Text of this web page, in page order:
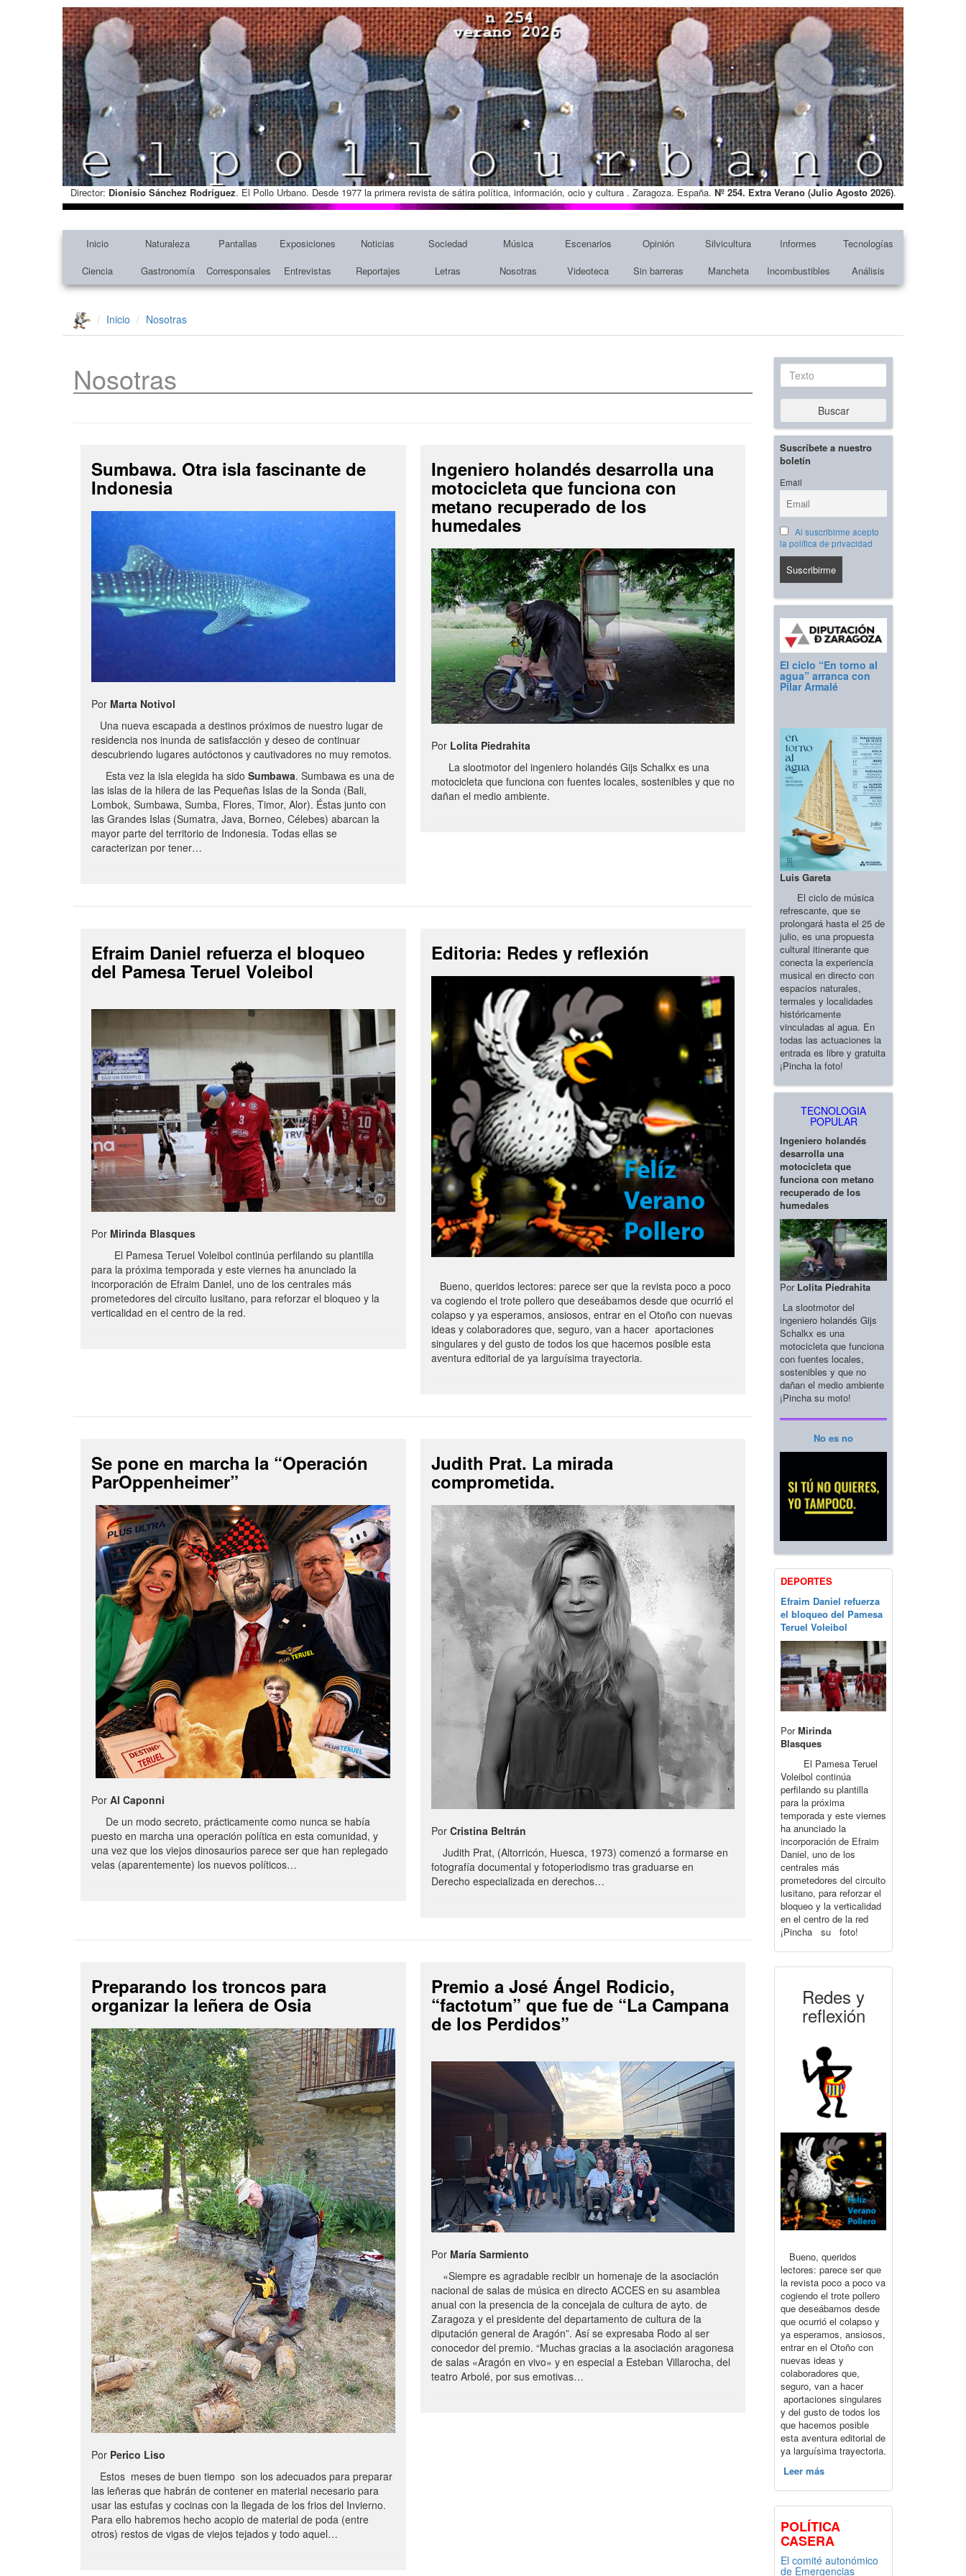
Director: Dionisio Sánchez Rodríguez. El Pollo Urbano. Desde 1977 la primera revista de sátira política, información, ocio y cultura . Zaragoza. España. Nº 254. Extra Verano (Julio Agosto 2026).
Inicio Naturaleza Pantallas Exposiciones Noticias Sociedad Música Escenarios Opinión Silvicultura Informes
Tecnologías
Ciencia
Gastronomía Corresponsales Entrevistas Reportajes Letras Nosotras Videoteca Sin barreras Mancheta Incombustibles Análisis
Inicio Nosotras
Nosotras
Sumbawa. Otra isla fascinante de
Indonesia
Por Marta Notivol
Una nueva escapada a destinos próximos de nuestro lugar de
residencia nos inunda de satisfacción y deseo de continuar
descubriendo lugares autóctonos y cautivadores no muy remotos.
Esta vez la isla elegida ha sido Sumbawa. Sumbawa es una de
las islas de la hilera de las Pequeñas Islas de la Sonda (Bali,
Lombok, Sumbawa, Sumba, Flores, Timor, Alor). Éstas junto con
las Grandes Islas (Sumatra, Java, Borneo, Célebes) abarcan la
mayor parte del territorio de Indonesia. Todas ellas se
caracterizan por tener…
Ingeniero holandés desarrolla una
motocicleta que funciona con
metano recuperado de los
humedales
Por Lolita Piedrahita
La slootmotor del ingeniero holandés Gijs Schalkx es una
motocicleta que funciona con fuentes locales, sostenibles y que no
dañan el medio ambiente.
Efraim Daniel refuerza el bloqueo
del Pamesa Teruel Voleibol
Por Mirinda Blasques
El Pamesa Teruel Voleibol continúa perfilando su plantilla
para la próxima temporada y este viernes ha anunciado la
incorporación de Efraim Daniel, uno de los centrales más
prometedores del circuito lusitano, para reforzar el bloqueo y la
verticalidad en el centro de la red.
Editoria: Redes y reflexión
Bueno, queridos lectores: parece ser que la revista poco a poco
va cogiendo el trote pollero que deseábamos desde que ocurrió el
colapso y ya esperamos, ansiosos, entrar en el Otoño con nuevas
ideas y colaboradores que, seguro, van a hacer aportaciones
singulares y del gusto de todos los que hacemos posible esta
aventura editorial de ya larguísima trayectoria.
Se pone en marcha la “Operación
ParOppenheimer”
Por Al Caponni
De un modo secreto, prácticamente como nunca se había
puesto en marcha una operación política en esta comunidad, y
una vez que los viejos dinosaurios parece ser que han replegado
velas (aparentemente) los nuevos políticos…
Judith Prat. La mirada
comprometida.
PorCristina Beltrán
Judith Prat, (Altorricón, Huesca, 1973) comenzó a formarse en
fotografía documental y fotoperiodismo tras graduarse en
Derecho especializada en derechos…
Preparando los troncos para
organizar la leñera de Osia
Por Perico Liso
Estos meses de buen tiempo son los adecuados para preparar
las leñeras que habrán de contener en material necesario para
usar las estufas y cocinas con la llegada de los frios del Invierno.
Para ello habremos hecho acopio de material de poda (entre
otros) restos de vigas de viejos tejados y todo aquel…
Premio a José Ángel Rodicio,
“factotum” que fue de “La Campana
de los Perdidos”
Por María Sarmiento
«Siempre es agradable recibir un homenaje de la asociación
nacional de salas de música en directo ACCES en su asamblea
anual con la presencia de la concejala de cultura de ayto. de
Zaragoza y el presidente del departamento de cultura de la
diputación general de Aragón”. Así se expresaba Rodo al ser
conocedor del premio. “Muchas gracias a la asociación aragonesa
de salas «Aragón en vivo» y en especial a Esteban Villarocha, del
teatro Arbolé, por sus emotivas…
Texto
Buscar
Suscríbete a nuestro
boletín
Email
Al suscribirme acepto
la política de privacidad
El ciclo “En torno al
agua” arranca con
Pilar Armalé
Luis Gareta
El ciclo de música
refrescante, que se
prolongará hasta el 25 de
julio, es una propuesta
cultural itinerante que
conecta la experiencia
musical en directo con
espacios naturales,
termales y localidades
históricamente
vinculadas al agua. En
todas las actuaciones la
entrada es libre y gratuita
¡Pincha la foto!
TECNOLOGIA
POPULAR
Ingeniero holandés
desarrolla una
motocicleta que
funciona con metano
recuperado de los
humedales
Por Lolita Piedrahita
La slootmotor del
ingeniero holandés Gijs
Schalkx es una
motocicleta que funciona
con fuentes locales,
sostenibles y que no
dañan el medio ambiente
¡Pincha su moto!
No es no
DEPORTES
Efraim Daniel refuerza
el bloqueo del Pamesa
Teruel Voleibol
PorMirinda
Blasques
El Pamesa Teruel
Voleibol continúa
perfilando su plantilla
para la próxima
temporada y este viernes
ha anunciado la
incorporación de Efraim
Daniel, uno de los
centrales más
prometedores del circuito
lusitano, para reforzar el
bloqueo y la verticalidad
en el centro de la red
¡Pincha su foto!
Redes y
reflexión
Bueno, queridos
lectores: parece ser que
la revista poco a poco va
cogiendo el trote pollero
que deseábamos desde
que ocurrió el colapso y
ya esperamos, ansiosos,
entrar en el Otoño con
nuevas ideas y
colaboradores que,
seguro, van a hacer
aportaciones singulares
y del gusto de todos los
que hacemos posible
esta aventura editorial de
ya larguísima trayectoria.
Leer más
POLÍTICA
CASERA
El comité autonómico
de Emergencias